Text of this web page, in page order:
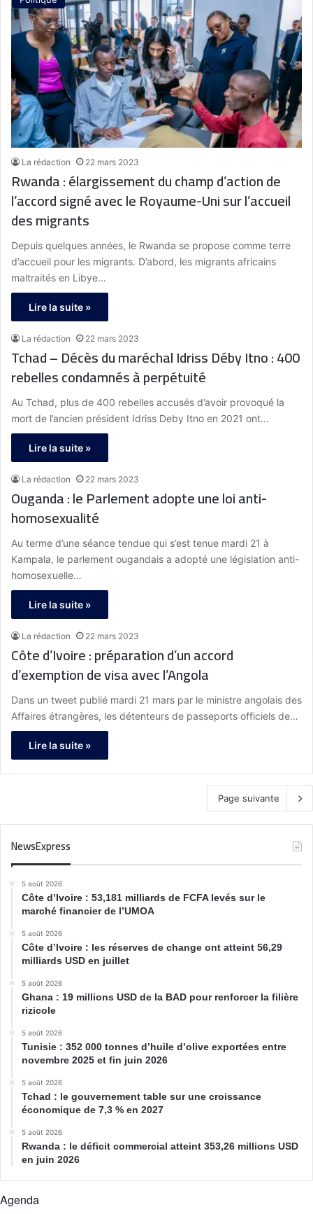
La rédaction 22 mars 2023
Rwanda : élargissement du champ d’action de
l’accord signé avec le Royaume-Uni sur l’accueil
des migrants
Depuis quelques années, le Rwanda se propose comme terre
d’accueil pour les migrants. D’abord, les migrants africains
maltraités en Libye…
Lire la suite »
La rédaction 22 mars 2023
Tchad – Décès du maréchal Idriss Déby Itno : 400
rebelles condamnés à perpétuité
Au Tchad, plus de 400 rebelles accusés d’avoir provoqué la
mort de l’ancien président Idriss Deby Itno en 2021 ont…
Lire la suite »
La rédaction 22 mars 2023
Ouganda : le Parlement adopte une loi anti-
homosexualité
Au terme d’une séance tendue qui s’est tenue mardi 21 à
Kampala, le parlement ougandais a adopté une législation anti-
homosexuelle…
Lire la suite »
La rédaction 22 mars 2023
Côte d’Ivoire : préparation d’un accord
d’exemption de visa avec l’Angola
Dans un tweet publié mardi 21 mars par le ministre angolais des
Affaires étrangères, les détenteurs de passeports officiels de…
Lire la suite »
Page suivante
NewsExpress
5 août 2026
Côte d’Ivoire : 53,181 milliards de FCFA levés sur le
marché financier de l’UMOA
5 août 2026
Côte d’Ivoire : les réserves de change ont atteint 56,29
milliards USD en juillet
5 août 2026
Ghana : 19 millions USD de la BAD pour renforcer la filière
rizicole
5 août 2026
Tunisie : 352 000 tonnes d’huile d’olive exportées entre
novembre 2025 et fin juin 2026
5 août 2026
Tchad : le gouvernement table sur une croissance
économique de 7,3 % en 2027
5 août 2026
Rwanda : le déficit commercial atteint 353,26 millions USD
en juin 2026
Agenda